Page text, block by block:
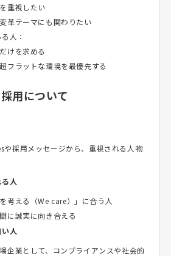
重視したい
革テーマにも関わりたい
人：
けを求める
フラットな環境を最優先する
採用について
採用メッセージから、重視される人物
人
考える（We care）」に合う人
に誠実に向き合える
人
企業として、コンプライアンスや社会的